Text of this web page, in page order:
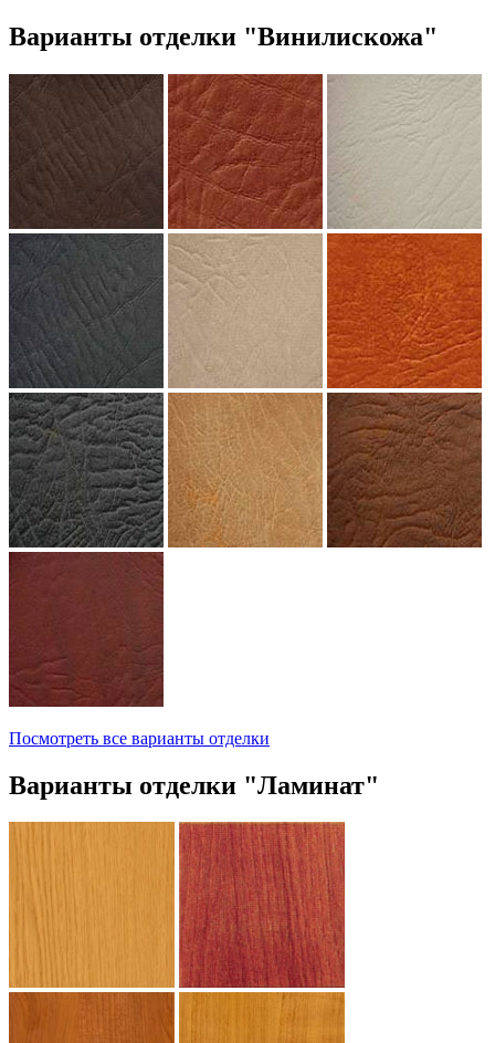
Варианты отделки "Винилискожа"
Посмотреть все варианты отделки
Варианты отделки "Ламинат"